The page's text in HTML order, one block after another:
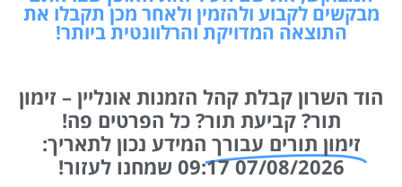
מבקשים לקבוע ולהזמין ולאחר מכן תקבלו את
התוצאה המדויקת והרלוונטית ביותר!
הוד השרון קבלת קהל הזמנות אונליין – זימון
תור? קביעת תור? כל הפרטים פה!
זימון תורים עבורך המידע נכון לתאריך:
07/08/2026 09:17 שמחנו לעזור!